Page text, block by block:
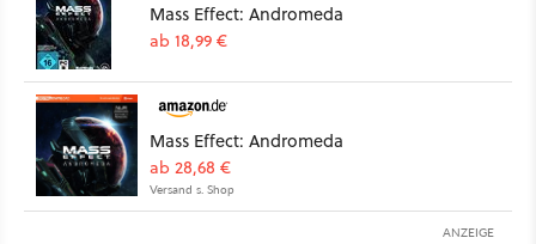
Mass Effect: Andromeda
ab 18,99 €
Mass Effect: Andromeda
ab 28,68 €
Versand s. Shop
ANZEIGE